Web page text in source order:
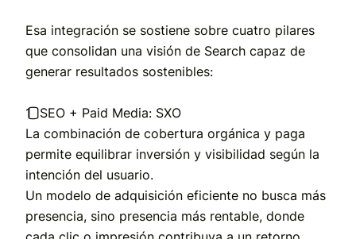
Esa integración se sostiene sobre cuatro pilares
que consolidan una visión de Search capaz de
generar resultados sostenibles:
1️⃣SEO + Paid Media: SXO
La combinación de cobertura orgánica y paga
permite equilibrar inversión y visibilidad según la
intención del usuario.
Un modelo de adquisición eficiente no busca más
presencia, sino presencia más rentable, donde